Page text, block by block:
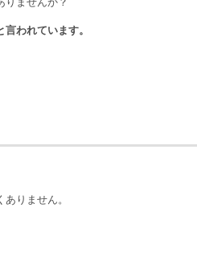
われています。
りません。